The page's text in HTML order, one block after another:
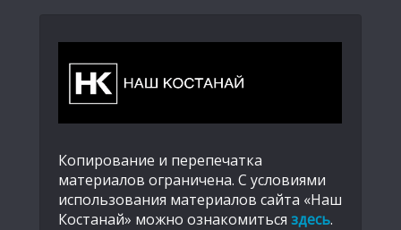
Копирование и перепечатка
материалов ограничена. С условиями
использования материалов сайта «Наш
Костанай» можно ознакомиться здесь.